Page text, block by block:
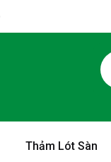
Thảm Lót Sàn